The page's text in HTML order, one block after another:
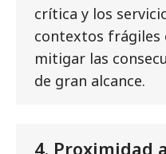
crítica y los
contextos frágiles
mitigar las
de gran alcance.
4. Proximidad